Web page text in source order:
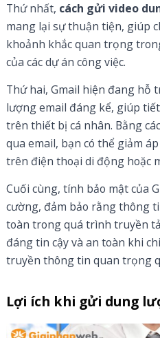
Thứ nhất, cách gửi video
mang lại sự thuận tiện, giúp
khoảnh khắc quan trọng
của các dự án công việc.
Thứ hai, Gmail hiện đang hỗ
lượng email đáng kể, giúp
trên thiết bị cá nhân. Bằng
qua email, bạn có thể giảm
trên điện thoại di động hoặc
Cuối cùng, tính bảo mật của
cường, đảm bảo rằng thông
toàn trong quá trình truyền
đáng tin cậy và an toàn khi
truyền thông tin quan trọng
Lợi ích khi gửi dung